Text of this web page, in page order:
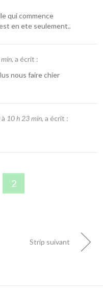
qui commence
en ete seulement..
, a écrit :
nous faire chier
à 10 h 23 min, a écrit :
2
Strip suivant